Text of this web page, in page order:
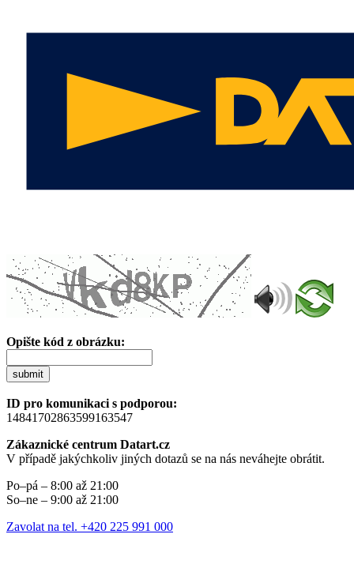
Opište kód z obrázku:
submit
ID pro komunikaci s podporou:
14841702863599163547
Zákaznické centrum Datart.cz
V případě jakýchkoliv jiných dotazů se na nás neváhejte obrátit.
Po–pá – 8:00 až 21:00
So–ne – 9:00 až 21:00
Zavolat na tel. +420 225 991 000